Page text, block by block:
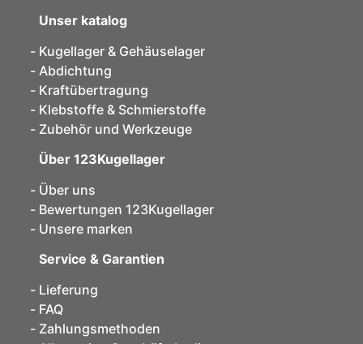
Unser katalog
Kugellager & Gehäuselager
Abdichtung
Kraftübertragung
Klebstoffe & Schmierstoffe
Zubehör und Werkzeuge
Über 123Kugellager
Über uns
Bewertungen 123Kugellager
Unsere marken
Service & Garantien
Lieferung
FAQ
Zahlungsmethoden